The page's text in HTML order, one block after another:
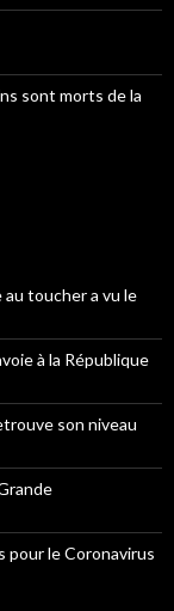
sont morts de la
toucher a vu le
à la République
son niveau
le Coronavirus